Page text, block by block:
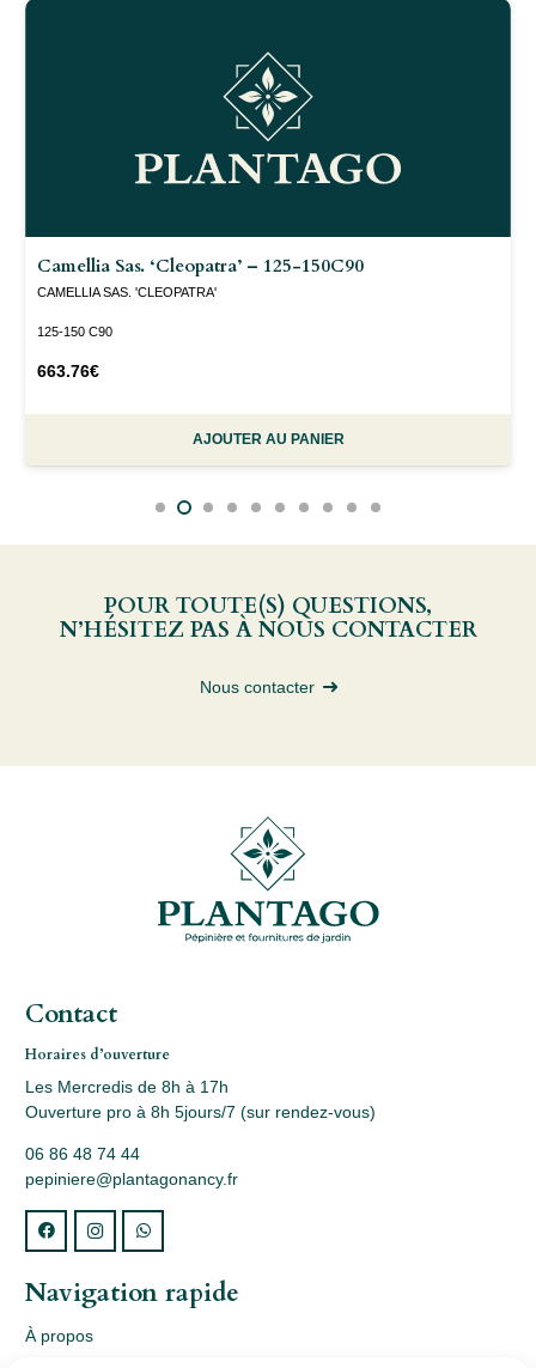
Camellia Sas. ‘Cleopatra’ – 125-150C90
CAMELLIA SAS. 'CLEOPATRA'
125-150 C90
663.76€
AJOUTER AU PANIER
POUR TOUTE(S) QUESTIONS,
N’HÉSITEZ PAS À NOUS CONTACTER
Nous contacter
Contact
Horaires d’ouverture
Les Mercredis de 8h à 17h
Ouverture pro à 8h 5jours/7 (sur rendez-vous)
06 86 48 74 44
pepiniere@plantagonancy.fr
Navigation rapide
À propos